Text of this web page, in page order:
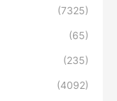
(7325)
(65)
(235)
(4092)